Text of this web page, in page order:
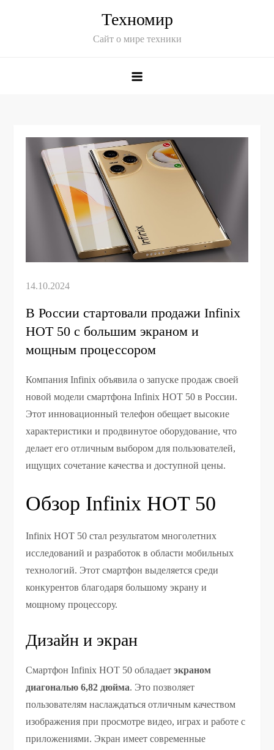
Техномир
Сайт о мире техники
В России стартовали продажи Infinix
HOT 50 с большим экраном и
мощным процессором
Компания Infinix объявила о запуске продаж своей
новой модели смартфона Infinix HOT 50 в России.
Этот инновационный телефон обещает высокие
характеристики и продвинутое оборудование, что
делает его отличным выбором для пользователей,
ищущих сочетание качества и доступной цены.
Обзор Infinix HOT 50
Infinix HOT 50 стал результатом многолетних
исследований и разработок в области мобильных
технологий. Этот смартфон выделяется среди
конкурентов благодаря большому экрану и
мощному процессору.
Дизайн и экран
Смартфон Infinix HOT 50 обладаетэкраном
диагональю 6,82 дюйма. Это позволяет
пользователям наслаждаться отличным качеством
изображения при просмотре видео, играх и работе с
приложениями. Экран имеет современные